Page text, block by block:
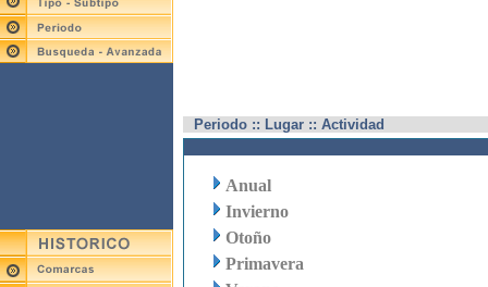
Periodo :: Lugar :: Actividad
Anual
Invierno
Otoño
Primavera